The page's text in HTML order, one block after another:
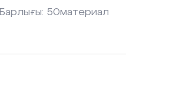
Барлығы: 50материал